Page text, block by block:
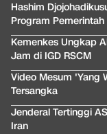
Hashim
Program Pemerintah
Kemenkes Ungkap
Jam di IGD RSCM
Video Mesum 'Yang
Tersangka
Jenderal Tertinggi
Iran